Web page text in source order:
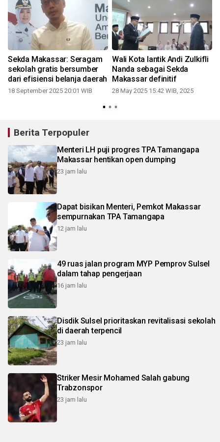
Sekda Makassar: Seragam
sekolah gratis bersumber
dari efisiensi belanja daerah
18 September 2025 20:01 WIB
Wali Kota lantik Andi Zulkifli
Nanda sebagai Sekda
Makassar definitif
28 May 2025 15:42 WIB, 2025
Berita Terpopuler
Menteri LH puji progres TPA Tamangapa
Makassar hentikan open dumping
23 jam lalu
Dapat bisikan Menteri, Pemkot Makassar
sempurnakan TPA Tamangapa
12 jam lalu
49 ruas jalan program MYP Pemprov Sulsel
dalam tahap pengerjaan
16 jam lalu
Disdik Sulsel prioritaskan revitalisasi sekolah
di daerah terpencil
23 jam lalu
Striker Mesir Mohamed Salah gabung
Trabzonspor
23 jam lalu